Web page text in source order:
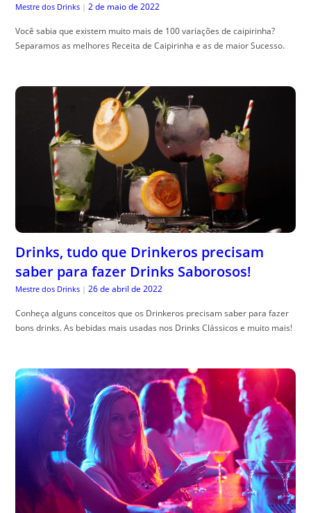
Mestre dos Drinks | 2 de maio de 2022
Você sabia que existem muito mais de 100 variações de caipirinha?
Separamos as melhores Receita de Caipirinha e as de maior Sucesso.
Drinks, tudo que Drinkeros precisam
saber para fazer Drinks Saborosos!
Mestre dos Drinks | 26 de abril de 2022
Conheça alguns conceitos que os Drinkeros precisam saber para fazer
bons drinks. As bebidas mais usadas nos Drinks Clássicos e muito mais!